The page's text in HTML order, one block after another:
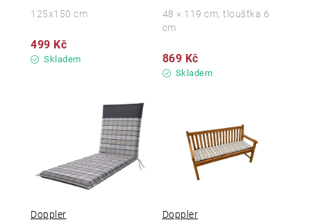
Skladem
499 Kč
125x150 cm
Skladem
869 Kč
48 × 119 cm, tloušťka 6
cm
Doppler Doppler